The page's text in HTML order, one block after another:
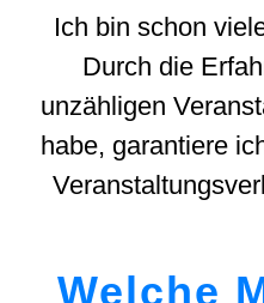
Ich bin schon
Durch die
unzähligen
habe, garantiere
Welche